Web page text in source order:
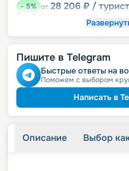
-5% от 28 206 ₽ / турист
Скидка
Пишите в Telegram
Быстрые ответы на
Поможем с выбором
Написать в
Описание Выбор